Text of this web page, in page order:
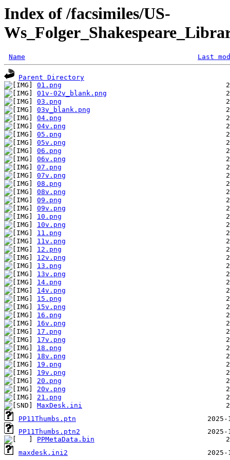
Index of /facsimiles/US-
Name Last
Parent Directory
01.png
01v-02v_blank.png
03.png
03v_blank.png
04.png
04v.png
05.png
05v.png
06.png
06v.png
07.png
07v.png
08.png
08v.png
09.png
09v.png
10.png
10v.png
11.png
11v.png
12.png
12v.png
13.png
13v.png
14.png
14v.png
15.png
15v.png
16.png
16v.png
17.png
17v.png
18.png
18v.png
19.png
19v.png
20.png
20v.png
21.png
MaxDesk.ini
PP11Thumbs.ptn
PP11Thumbs.ptn2
PPMetaData.bin
maxdesk.ini2